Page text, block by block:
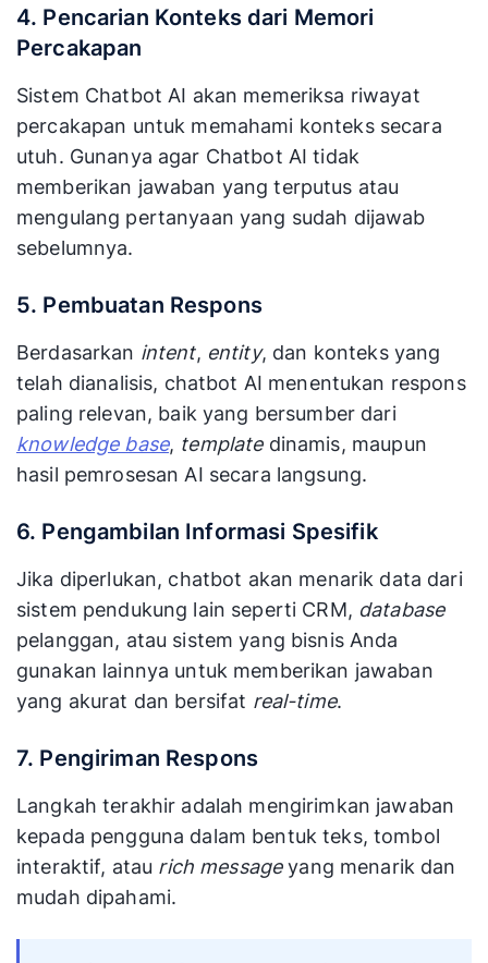
4. Pencarian Konteks dari Memori
Percakapan
Sistem Chatbot AI akan memeriksa riwayat
percakapan untuk memahami konteks secara
utuh. Gunanya agar Chatbot AI tidak
memberikan jawaban yang terputus atau
mengulang pertanyaan yang sudah dijawab
sebelumnya.
5. Pembuatan Respons
Berdasarkan intent, entity, dan konteks yang
telah dianalisis, chatbot AI menentukan respons
paling relevan, baik yang bersumber dari
knowledge base, templatedinamis, maupun
hasil pemrosesan AI secara langsung.
6. Pengambilan Informasi Spesifik
Jika diperlukan, chatbot akan menarik data dari
sistem pendukung lain seperti CRM, database
pelanggan, atau sistem yang bisnis Anda
gunakan lainnya untuk memberikan jawaban
yang akurat dan bersifat real-time.
7. Pengiriman Respons
Langkah terakhir adalah mengirimkan jawaban
kepada pengguna dalam bentuk teks, tombol
interaktif, atau rich messageyang menarik dan
mudah dipahami.